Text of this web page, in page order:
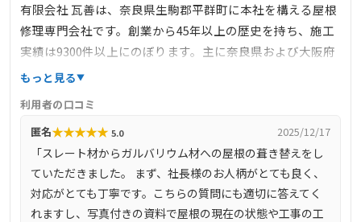
有限会社 瓦善は、奈良県生駒郡平群町に本社を構える屋根
修理専門会社です。創業から45年以上の歴史を持ち、施工
実績は9300件以上にのぼります。主に奈良県および大阪府
全域で、雨漏り修理や屋根の葺き替え工事などを手がけて
とで適正価格での施工を実現。施工前後の写真を用いた作
業報告書の提出や、10年間の保証制度など、顧客に安心し
て依頼していただける体制を整えています。また、売上の
一部を慈善団体に寄付するなど、社会貢献活動にも積極的
に取り組んでいます。
もっと見る
利用者の口コミ
匿名★★★★★ 5.0 2025/12/17
「スレート材からガルバリウム材への屋根の葺き替えをし
ていただきました。 まず、社長様のお人柄がとても良く、
対応がとても丁寧です。こちらの質問にも適切に答えてく
れますし、写真付きの資料で屋根の現在の状態や工事の工